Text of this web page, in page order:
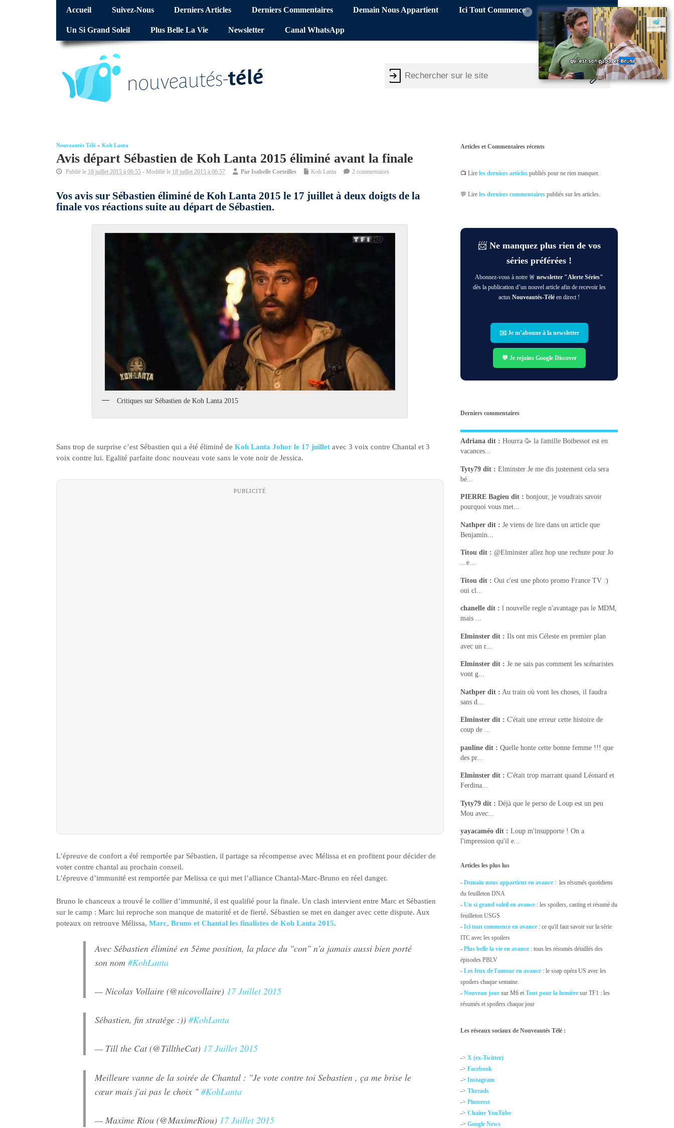
Accueil Suivez-Nous Derniers Articles Derniers Commentaires Demain Nous Appartient Ici Tout Commence
Un Si Grand Soleil Plus Belle La Vie Newsletter Canal WhatsApp
Nouveautés Télé » Koh Lanta
Avis départ Sébastien de Koh Lanta 2015 éliminé avant la finale
Publié le 18 juillet 2015 à 06:55 - Modifié le 18 juillet 2015 à 06:57 Par Isabelle Corteilles Koh Lanta 2 commentaires
Vos avis sur Sébastien éliminé de Koh Lanta 2015 le 17 juillet à deux doigts de la
finale vos réactions suite au départ de Sébastien.
Critiques sur Sébastien de Koh Lanta 2015
Sans trop de surprise c’est Sébastien qui a été éliminé de Koh Lanta Johor le 17 juillet avec 3 voix contre Chantal et 3
voix contre lui. Egalité parfaite donc nouveau vote sans le vote noir de Jessica.
PUBLICITÉ
L’épreuve de confort a été remportée par Sébastien, il partage sa récompense avec Mélissa et en profitent pour décider de
voter contre chantal au prochain conseil.
L’épreuve d’immunité est remportée par Melissa ce qui met l’alliance Chantal-Marc-Bruno en réel danger.
Bruno le chanceux a trouvé le collier d’immunité, il est qualifié pour la finale. Un clash intervient entre Marc et Sébastien
sur le camp : Marc lui reproche son manque de maturité et de fierté. Sébastien se met en danger avec cette dispute. Aux
poteaux on retrouve Mélissa, Marc, Bruno et Chantal les finalistes de Koh Lanta 2015.
Avec Sébastien éliminé en 5ème position, la place du "con" n'a jamais aussi bien porté
son nom #KohLanta
— Nicolas Vollaire (@nicovollaire) 17 Juillet 2015
Sébastien, fin stratège :)) #KohLanta
— Till the Cat (@TilltheCat) 17 Juillet 2015
Meilleure vanne de la soirée de Chantal : "Je vote contre toi Sebastien , ça me brise le
cœur mais j'ai pas le choix " #KohLanta
— Maxime Riou (@MaximeRiou) 17 Juillet 2015
×
Articles et Commentaires récents
📺 Lireles derniers articles publiés pour ne rien manquer.
💬 Lireles derniers commentaires publiés sur les articles.
📨 Ne manquez plus rien de vos
séries préférées !
Abonnez-vous à notre 🚨newsletter "Alerte Séries"
dès la publication d’un nouvel article afin de recevoir les
actusNouveautés-Télé en direct !
✉️ Je m’abonne à la newsletter
💬 Je rejoins Google Discover
Derniers commentaires
Adriana dit : Hourra 🥳 la famille Boibessot est en
vacances...
Tyty79 dit : Elminster Je me dis justement cela sera
bé...
PIERRE Bagieu dit : bonjour, je voudrais savoir
pourquoi vous met...
Nathper dit : Je viens de lire dans un article que
Benjamin...
Titou dit : @Elminster allez hop une rechute pour Jo
...e...
Titou dit : Oui c'est une photo promo France TV :)
oui cl...
chanelle dit : l nouvelle regle n'avantage pas le MDM,
mais ...
Elminster dit : Ils ont mis Céleste en premier plan
avec un r...
Elminster dit : Je ne sais pas comment les scénaristes
vont g...
Nathper dit : Au train où vont les choses, il faudra
sans d...
Elminster dit : C'était une erreur cette histoire de
coup de ...
pauline dit : Quelle honte cette bonne femme !!! que
des pr...
Elminster dit : C'était trop marrant quand Léonard et
Ferdina...
Tyty79 dit : Déjà que le perso de Loup est un peu
Mou avec...
yayacaméo dit : Loup m'insupporte ! On a
l'impression qu'il e...
Articles les plus lus
-Demain nous appartient en avance : les résumés quotidiens
du feuilleton DNA
-Un si grand soleil en avance : les spoilers, casting et résumé du
feuilleton USGS
-Ici tout commence en avance : ce qu'il faut savoir sur la série
ITC avec les spoilers
- Plus belle la vie en avance : tous les résumés détaillés des
épisodes PBLV
-Les feux de l'amour en avance : le soap opéra US avec les
spoilers chaque semaine.
-Nouveau jour sur M6 etTout pour la lumière sur TF1 : les
résumés et spoilers chaque jour
Les réseaux sociaux de Nouveautés Télé :
->X (ex-Twitter)
->Facebook
->Instagram
->Threads
->Pinterest
->Chaîne YouTube
->Google News